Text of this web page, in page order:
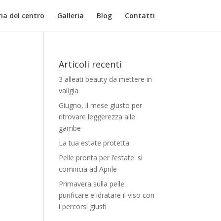
del centro Galleria Blog Contatti
Articoli recenti
3 alleati beauty da mettere in
valigia
Giugno, il mese giusto per
ritrovare leggerezza alle
gambe
La tua estate protetta
Pelle pronta per l’estate: si
comincia ad Aprile
Primavera sulla pelle:
purificare e idratare il viso con
i percorsi giusti